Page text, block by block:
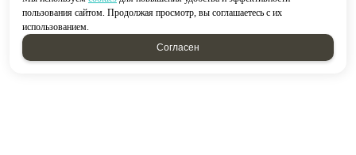
пользования сайтом. Продолжая просмотр, вы соглашаетесь с их
использованием.
Согласен